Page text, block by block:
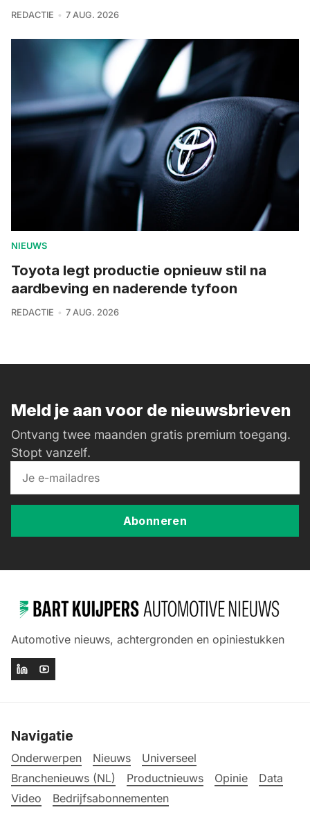
REDACTIE 7 AUG. 2026
NIEUWS
Toyota legt productie opnieuw stil na
aardbeving en naderende tyfoon
REDACTIE 7 AUG. 2026
Meld je aan voor de nieuwsbrieven
Ontvang twee maanden gratis premium toegang.
Stopt vanzelf.
Abonneren
Automotive nieuws, achtergronden en opiniestukken
Navigatie
Onderwerpen Nieuws
Universeel
Branchenieuws (NL)
Productnieuws Opinie
Data
Video
Bedrijfsabonnementen